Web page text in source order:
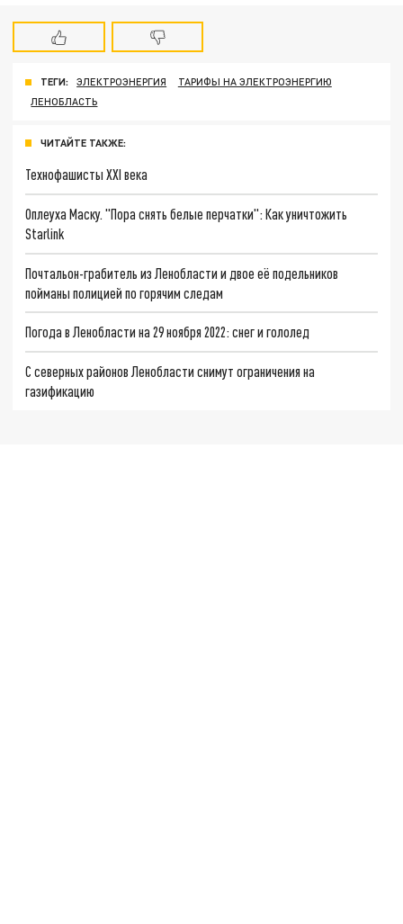
ТЕГИ: ЭЛЕКТРОЭНЕРГИЯ
ТАРИФЫ НА ЭЛЕКТРОЭНЕРГИЮ
ЛЕНОБЛАСТЬ
ЧИТАЙТЕ ТАКЖЕ:
Технофашисты XXI века
Оплеуха Маску. "Пора снять белые перчатки": Как уничтожить
Starlink
Почтальон-грабитель из Ленобласти и двое её подельников
пойманы полицией по горячим следам
Погода в Ленобласти на 29 ноября 2022: снег и гололед
С северных районов Ленобласти снимут ограничения на
газификацию